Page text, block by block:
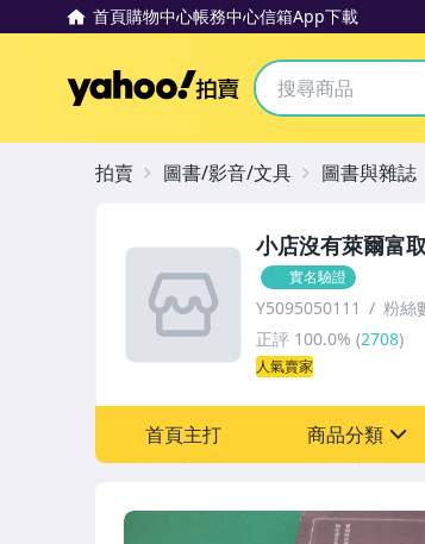
首頁購物中心帳務中心信箱App下載
Yahoo拍賣
小店沒有萊爾富
實名驗證
Y5095050111 粉絲
正評 100.0% (2708)
人氣賣家
首頁主打 商品分類
拍賣 圖書/影音/文具 圖書與雜誌